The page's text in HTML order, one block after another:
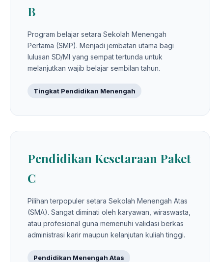
B
Program belajar setara Sekolah Menengah
Pertama (SMP). Menjadi jembatan utama bagi
lulusan SD/MI yang sempat tertunda untuk
melanjutkan wajib belajar sembilan tahun.
Tingkat Pendidikan Menengah
Pendidikan Kesetaraan Paket
C
Pilihan terpopuler setara Sekolah Menengah Atas
(SMA). Sangat diminati oleh karyawan, wiraswasta,
atau profesional guna memenuhi validasi berkas
administrasi karir maupun kelanjutan kuliah tinggi.
Pendidikan Menengah Atas